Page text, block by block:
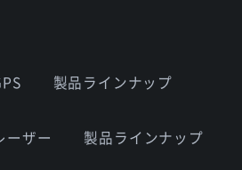
製品ラインナップ
ーザー 製品ラインナップ